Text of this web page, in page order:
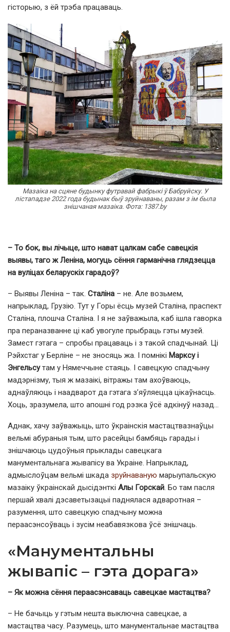
гісторыю, з ёй трэба працаваць.
Мазаіка на сцяне будынку футравай фабрыкі ў Бабруйску. У
лістападзе 2022 года будынак быў зруйнаваны, разам з ім была
знішчаная мазаіка. Фота: 1387.by
– То бок, вы лічыце, што нават цалкам сабе савецкія
выявы, таго ж Леніна, могуць сёння гарманічна глядзецца
на вуліцах беларускіх гарадоў?
– Выявы Леніна – так. Сталіна – не. Але возьмем,
напрыклад, Грузію. Тут у Горы ёсць музей Сталіна, праспект
Сталіна, плошча Сталіна. І я не заўважыла, каб ішла гаворка
пра пераназванне ці каб увогуле прыбраць гэты музей.
Замест гэтага – спробы працаваць і з такой спадчынай. Ці
Рэйхстаг у Берліне – не зносяць жа. І помнікі Марксу і
Энгельсутам у Нямеччыне стаяць. І савецкую спадчыну
мадэрнізму, тыя ж мазаікі, вітражы там ахоўваюць,
аднаўляюць і наадварот да гэтага з’яўляецца цікаўнасць.
Хоць, зразумела, што апошні год рэзка ўсё адкінуў назад…
Аднак, хачу заўважыць, што ўкраінскія мастацтвазнаўцы
вельмі абураныя тым, што расейцы бамбяць гарады і
знішчаюць цудоўныя прыклады савецкага
манументальнага жывапісу ва Украіне. Напрыклад,
адмыслоўцам вельмі шкада зруйнаваную марыупальскую
мазаіку ўкраінскай дысідэнткі Алы Горскай. Бо там пасля
першай хвалі дэсаветызацыі паднялася адваротная –
разумення, што савецкую спадчыну можна
пераасэнсоўваць і зусім неабавязкова ўсё знішчаць.
«Манументальны
жывапіс – гэта дорага»
– Як можна сёння пераасэнсаваць савецкае мастацтва?
– Не бачыць у гэтым нешта выключна савецкае, а
мастацтва часу. Разумець, што манументальнае мастацтва